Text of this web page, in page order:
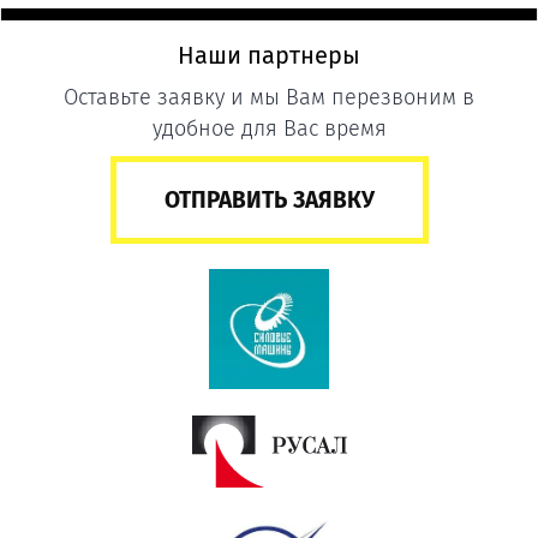
Наши партнеры
Оставьте заявку и мы Вам перезвоним в
удобное для Вас время
ОТПРАВИТЬ ЗАЯВКУ